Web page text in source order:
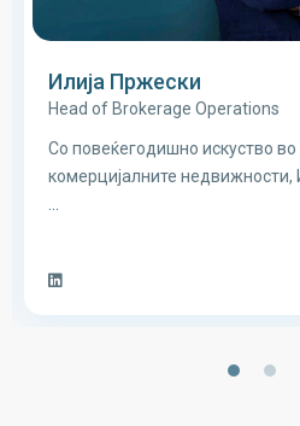
Илија Пржески
Head of Brokerage Operations
Со повеќегодишно искуство во
комерцијалните недвижности,